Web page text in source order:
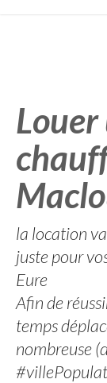
Louer
la location
juste pour
Eure
Afin de
temps
nombreuse